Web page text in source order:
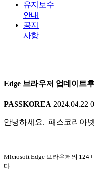
유지보수
안내
공지
사항
Edge 브라우저 업데이트
PASSKOREA 2024.04.22
안녕하세요. 패스코리아
Microsoft Edge 브라우저의 124
다.